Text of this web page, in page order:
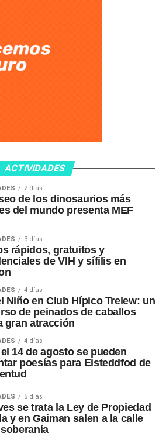
ACTIVIDADES
2 días
de los dinosaurios más
del mundo presenta MEF
3 días
rápidos, gratuitos y
de VIH y sífilis en
4 días
Niño en Club Hípico Trelew: un
de peinados de caballos
gran atracción
4 días
14 de agosto se pueden
poesías para Eisteddfod de
5 días
se trata la Ley de Propiedad
y en Gaiman salen a la calle